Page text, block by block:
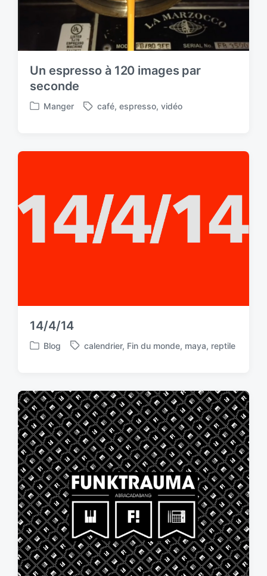
Un espresso à 120 images par
seconde
P
t
n
Manger
T
g
h
café, espresso, vidéo
14/4/14
P
t
e
d
n
Blog
T
g
e
d
w
i
t
h
calendrier, Fin du monde, maya, reptile